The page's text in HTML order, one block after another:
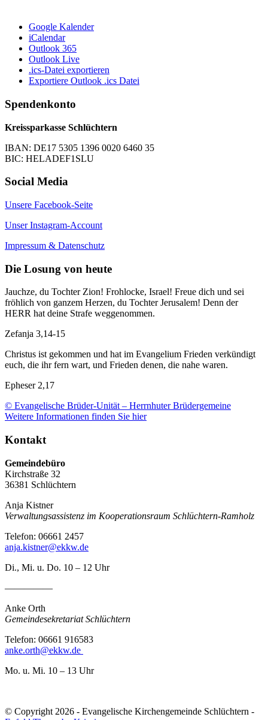
Google Kalender
iCalendar
Outlook 365
Outlook Live
.ics-Datei exportieren
Exportiere Outlook .ics Datei
Spendenkonto
Kreissparkasse Schlüchtern
IBAN: DE17 5305 1396 0020 6460 35
BIC: HELADEF1SLU
Social Media
Unsere Facebook-Seite
Unser Instagram-Account
Impressum & Datenschutz
Die Losung von heute
Jauchze, du Tochter Zion! Frohlocke, Israel! Freue dich und sei
fröhlich von ganzem Herzen, du Tochter Jerusalem! Denn der
HERR hat deine Strafe weggenommen.
Zefanja 3,14-15
Christus ist gekommen und hat im Evangelium Frieden verkündigt
euch, die ihr fern wart, und Frieden denen, die nahe waren.
Epheser 2,17
© Evangelische Brüder-Unität – Herrnhuter Brüdergemeine
Weitere Informationen finden Sie hier
Kontakt
Gemeindebüro
Kirchstraße 32
36381 Schlüchtern
Anja Kistner
Verwaltungsassistenz im Kooperationsraum Schlüchtern-Ramholz
Telefon: 06661 2457
anja.kistner@ekkw.de
Di., Mi. u. Do. 10 – 12 Uhr
—————
Anke Orth
Gemeindesekretariat Schlüchtern
Telefon: 06661 916583
anke.orth@ekkw.de
Mo. u. Mi. 10 – 13 Uhr
© Copyright 2026 - Evangelische Kirchengemeinde Schlüchtern -